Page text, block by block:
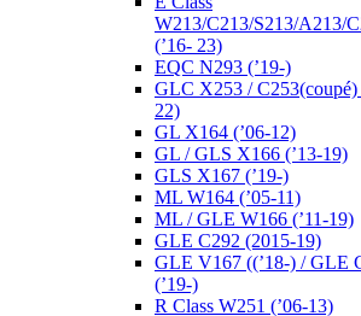
W213/C213/S213/A213/
(’16- 23)
EQC N293 (’19-)
GLC X253 / C253(coupé)
22)
GL X164 (’06-12)
GL / GLS X166 (’13-19)
GLS X167 (’19-)
ML W164 (’05-11)
ML / GLE W166 (’11-19)
GLE C292 (2015-19)
GLE V167 ((’18-) / GLE
(’19-)
R Class W251 (’06-13)